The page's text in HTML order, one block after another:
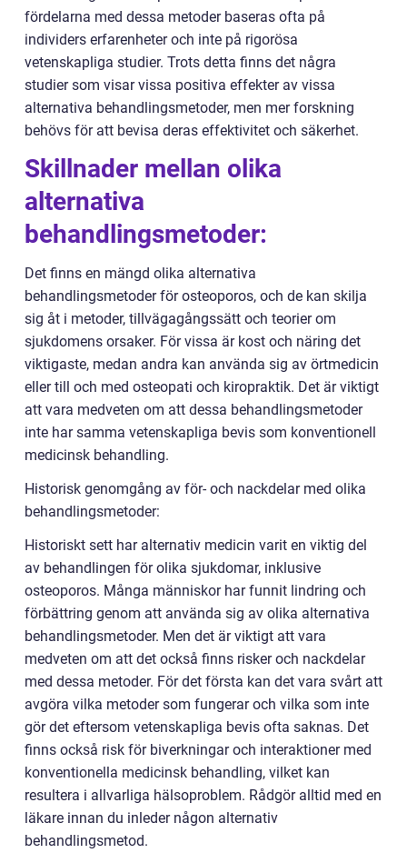
fördelarna med dessa metoder baseras ofta på
individers erfarenheter och inte på rigorösa
vetenskapliga studier. Trots detta finns det några
studier som visar vissa positiva effekter av vissa
alternativa behandlingsmetoder, men mer forskning
behövs för att bevisa deras effektivitet och säkerhet.
Skillnader mellan olika
alternativa
behandlingsmetoder:
Det finns en mängd olika alternativa
behandlingsmetoder för osteoporos, och de kan skilja
sig åt i metoder, tillvägagångssätt och teorier om
sjukdomens orsaker. För vissa är kost och näring det
viktigaste, medan andra kan använda sig av örtmedicin
eller till och med osteopati och kiropraktik. Det är viktigt
att vara medveten om att dessa behandlingsmetoder
inte har samma vetenskapliga bevis som konventionell
medicinsk behandling.
Historisk genomgång av för- och nackdelar med olika
behandlingsmetoder:
Historiskt sett har alternativ medicin varit en viktig del
av behandlingen för olika sjukdomar, inklusive
osteoporos. Många människor har funnit lindring och
förbättring genom att använda sig av olika alternativa
behandlingsmetoder. Men det är viktigt att vara
medveten om att det också finns risker och nackdelar
med dessa metoder. För det första kan det vara svårt att
avgöra vilka metoder som fungerar och vilka som inte
gör det eftersom vetenskapliga bevis ofta saknas. Det
finns också risk för biverkningar och interaktioner med
konventionella medicinsk behandling, vilket kan
resultera i allvarliga hälsoproblem. Rådgör alltid med en
läkare innan du inleder någon alternativ
behandlingsmetod.